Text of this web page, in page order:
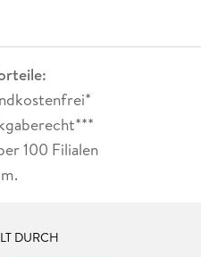
100 Filialen
DURCH